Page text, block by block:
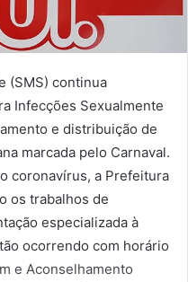
(SMS) continua
Infecções Sexualmente
e distribuição de
marcada pelo Carnaval.
coronavírus, a Prefeitura
os trabalhos de
especializada à
ocorrendo com horário
e Aconselhamento